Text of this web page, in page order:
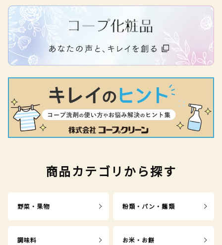
商品カテゴリから探す
野菜・果物 粉類・パン・麺類
調味料 お米・お餅